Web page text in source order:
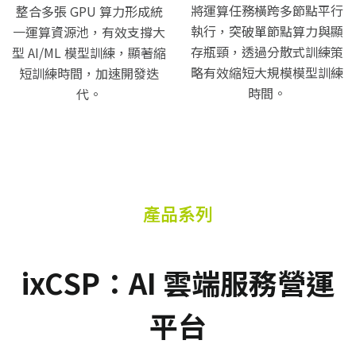
整合多張 GPU 算力形成統
一運算資源池，有效支撐大
型 AI/ML 模型訓練，顯著縮
短訓練時間，加速開發迭
代。
將運算任務橫跨多節點平行
執行，突破單節點算力與顯
存瓶頸，透過分散式訓練策
略有效縮短大規模模型訓練
時間。
產品系列
ixCSP：AI 雲端服務營運
平台